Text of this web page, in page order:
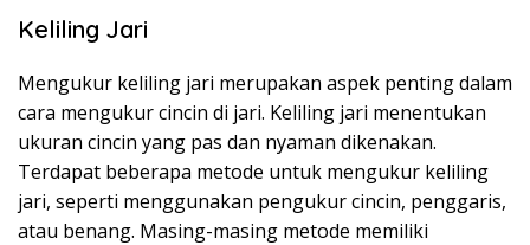
Keliling Jari
Mengukur keliling jari merupakan aspek penting dalam
cara mengukur cincin di jari. Keliling jari menentukan
ukuran cincin yang pas dan nyaman dikenakan.
Terdapat beberapa metode untuk mengukur keliling
jari, seperti menggunakan pengukur cincin, penggaris,
atau benang. Masing-masing metode memiliki